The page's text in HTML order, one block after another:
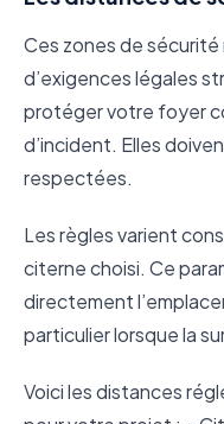
Ces zones de sécurité
d’exigences légales
protéger votre foyer
d’incident. Elles
respectées.
Les règles varient
citerne choisi. Ce
directement
particulier lorsque la
Voici les distances